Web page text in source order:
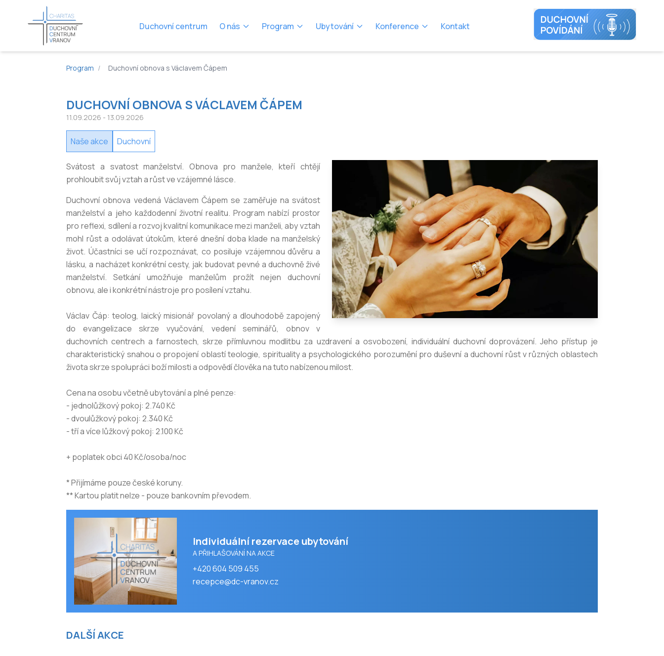
Duchovní centrum O nás Program Ubytování Konference Kontakt
Program / Duchovní obnova s Václavem Čápem
DUCHOVNÍ OBNOVA S VÁCLAVEM ČÁPEM
11.09.2026 - 13.09.2026
Naše akce Duchovní
Svátost a svatost manželství. Obnova pro manžele, kteří chtějí
prohloubit svůj vztah a růst ve vzájemné lásce.
Duchovní obnova vedená Václavem Čápem se zaměřuje na svátost
manželství a jeho každodenní životní realitu. Program nabízí prostor
pro reflexi, sdílení a rozvoj kvalitní komunikace mezi manželi, aby vztah
mohl růst a odolávat útokům, které dnešní doba klade na manželský
život. Účastníci se učí rozpoznávat, co posiluje vzájemnou důvěru a
lásku, a nacházet konkrétní cesty, jak budovat pevné a duchovně živé
manželství. Setkání umožňuje manželům prožít nejen duchovní
obnovu, ale i konkrétní nástroje pro posílení vztahu.
Václav Čáp: teolog, laický misionář povolaný a dlouhodobě zapojený
do evangelizace skrze vyučování, vedení seminářů, obnov v
duchovních centrech a farnostech, skrze přímluvnou modlitbu za uzdravení a osvobození, individuální duchovní doprovázení. Jeho přístup je
charakteristický snahou o propojení oblastí teologie, spirituality a psychologického porozumění pro duševní a duchovní růst v různých oblastech
života skrze spolupráci boží milosti a odpovědí člověka na tuto nabízenou milost.
Cena na osobu včetně ubytování a plné penze:
- jednolůžkový pokoj: 2.740 Kč
- dvoulůžkový pokoj: 2.340 Kč
- tří a více lůžkový pokoj: 2.100 Kč
+ poplatek obci 40 Kč/osoba/noc
* Přijímáme pouze české koruny.
** Kartou platit nelze - pouze bankovním převodem.
Individuální rezervace ubytování
A PŘIHLAŠOVÁNÍ NA AKCE
+420 604 509 455
recepce@dc-vranov.cz
DALŠÍ AKCE